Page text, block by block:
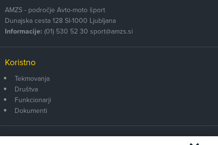
AMZS - področje Avto-moto šport
Dunajska cesta 128 SI-1000 Ljubljana
Informacije: (01) 530 52 30 sport@amzs.si
Koristno
Tekmovanja
Društva
Funkcionarji
Dokumenti